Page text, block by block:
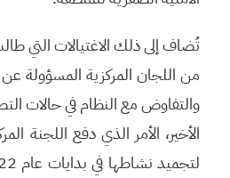
من اللجان المركزية المسؤولة
والتفاوض مع النظام في حالات
الأخير، الأمر الذي دفع اللجنة